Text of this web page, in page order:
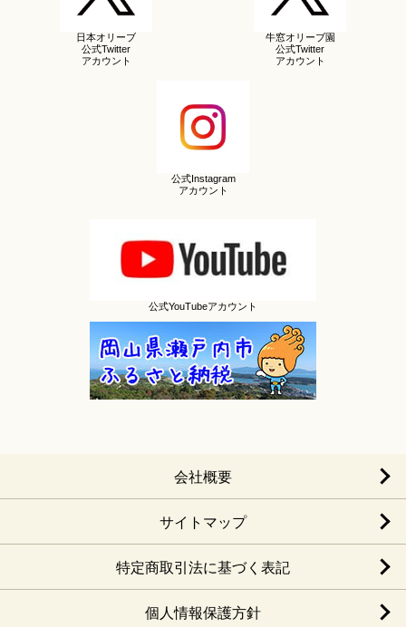
日本オリーブ
公式Twitter
アカウント
牛窓オリーブ園
公式Twitter
アカウント
公式Instagram
アカウント
公式YouTubeアカウント
会社概要
サイトマップ
特定商取引法に基づく表記
個人情報保護方針